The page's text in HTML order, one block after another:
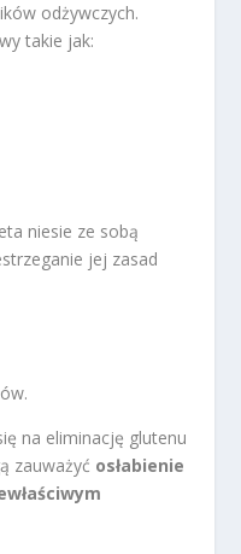
odżywczych.
takie jak:
niesie ze sobą
jej zasad
na eliminację glutenu
zauważyć osłabienie